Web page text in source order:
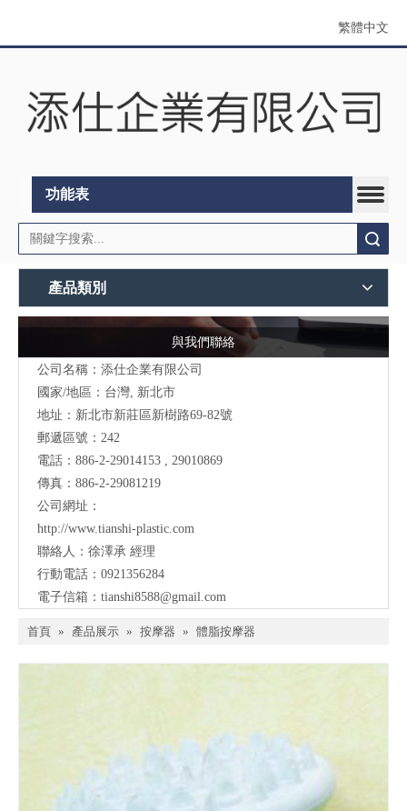
繁體中文
功能表
產品類別
與我們聯絡
公司名稱：添仕企業有限公司
國家/地區：台灣, 新北市
地址： 新北市新莊區新樹路69-82號
郵遞區號：242
電話：886-2-29014153 , 29010869
傳真：886-2-29081219
公司網址：
http://www.tianshi-plastic.com
聯絡人：徐澤承 經理
行動電話：0921356284
電子信箱： tianshi8588@gmail.com
首頁 » 產品展示 » 按摩器 » 體脂按摩器